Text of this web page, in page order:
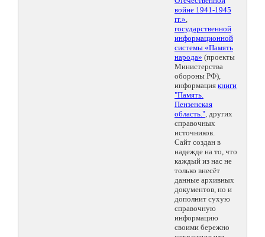
войне 1941-1945
гг.»,
государственной
информационной
системы «Память
народа» (проекты
Министерства
обороны РФ),
информация книги
"Память.
Пензенская
область.", других
справочных
источников.
Сайт создан в
надежде на то, что
каждый из нас не
только внесёт
данные архивных
документов, но и
дополнит сухую
справочную
информацию
своими бережно